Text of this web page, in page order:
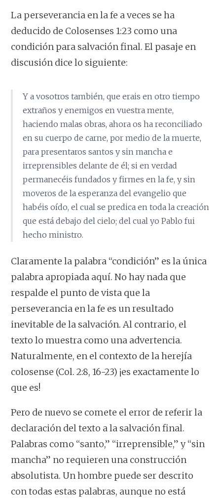
La perseverancia en la fe a veces se ha
deducido de Colosenses 1:23 como una
condición para salvación final. El pasaje en
discusión dice lo siguiente:
Y a vosotros también, que erais en otro tiempo
extraños y enemigos en vuestra mente,
haciendo malas obras, ahora os ha reconciliado
en su cuerpo de carne, por medio de la muerte,
para presentaros santos y sin mancha e
irreprensibles delante de él; si en verdad
permanecéis fundados y firmes en la fe, y sin
moveros de la esperanza del evangelio que
habéis oído, el cual se predica en toda la creación
que está debajo del cielo; del cual yo Pablo fui
hecho ministro.
Claramente la palabra “condición” es la única
palabra apropiada aquí. No hay nada que
respalde el punto de vista que la
perseverancia en la fe es un resultado
inevitable de la salvación. Al contrario, el
texto lo muestra como una advertencia.
Naturalmente, en el contexto de la herejía
colosense (Col. 2:8, 16-23) ¡es exactamente lo
que es!
Pero de nuevo se comete el error de referir la
declaración del texto a la salvación final.
Palabras como “santo,” “irreprensible,” y “sin
mancha” no requieren una construcción
absolutista. Un hombre puede ser descrito
con todas estas palabras, aunque no está